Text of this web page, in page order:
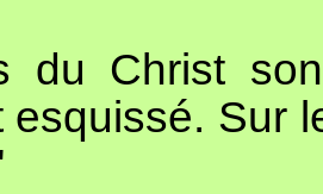
du Christ
esquissé. Sur